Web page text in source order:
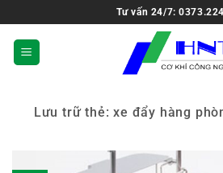
Tư vấn 24/7:
Lưu trữ thẻ:xe đẩy hàng